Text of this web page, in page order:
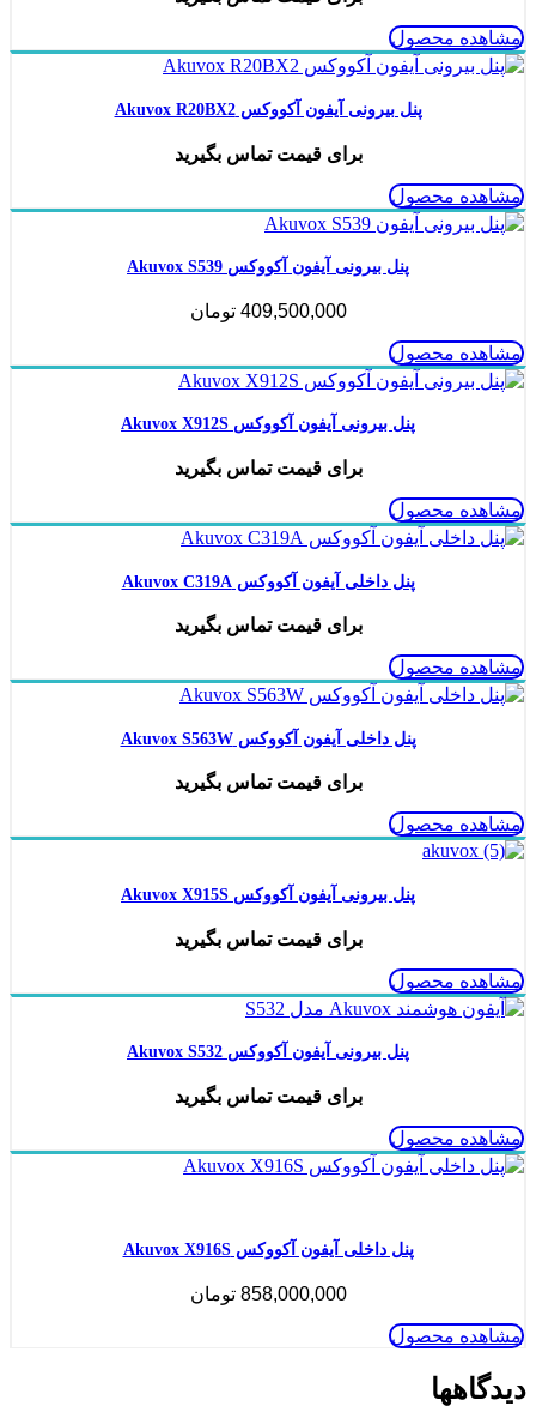
مشاهده محصول
پنل بیرونی آیفون آکووکس Akuvox R20BX2
برای قیمت تماس بگیرید
مشاهده محصول
پنل بیرونی آیفون آکووکس Akuvox S539
409,500,000 تومان
مشاهده محصول
پنل بیرونی آیفون آکووکس Akuvox X912S
برای قیمت تماس بگیرید
مشاهده محصول
پنل داخلی آیفون آکووکس Akuvox C319A
برای قیمت تماس بگیرید
مشاهده محصول
پنل داخلی آیفون آکووکس Akuvox S563W
برای قیمت تماس بگیرید
مشاهده محصول
پنل بیرونی آیفون آکووکس Akuvox X915S
برای قیمت تماس بگیرید
مشاهده محصول
پنل بیرونی آیفون آکووکس Akuvox S532
برای قیمت تماس بگیرید
مشاهده محصول
پنل داخلی آیفون آکووکس Akuvox X916S
858,000,000 تومان
مشاهده محصول
دیدگاهها